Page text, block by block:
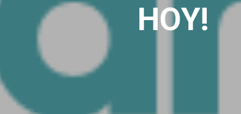
HOY!